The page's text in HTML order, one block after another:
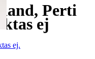
Perti
ej
ej.